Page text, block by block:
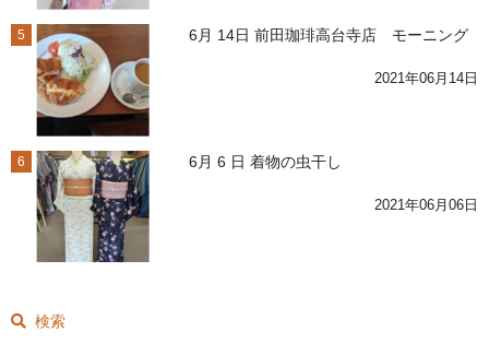
5 6月 14日 前田珈琲高台寺店 モーニング
2021年06月14日
6 6月 6 日 着物の虫干し
2021年06月06日
検索